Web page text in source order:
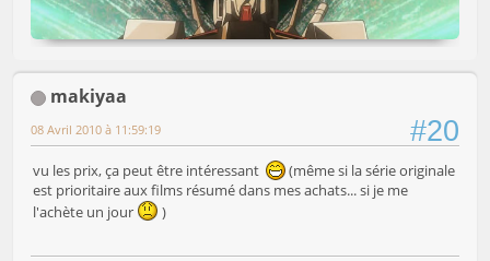
makiyaa
#20
08 Avril 2010 à 11:59:19
vu les prix, ça peut être intéressant
(même si la série originale
est prioritaire aux films résumé dans mes achats... si je me
l'achète un jour
)